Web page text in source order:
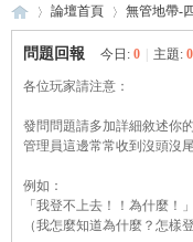
論壇首頁 無管地帶-
問題回報 今日: 0 主題: 0
各位玩家請注意：
發問問題請多加詳細敘述你
管理員這邊常常收到沒頭沒
例如：
「我登不上去！！為什麼！」
（我怎麼知道為什麼？怎